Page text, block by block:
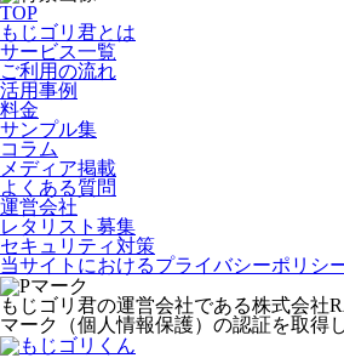
TOP
もじゴリ君とは
サービス一覧
ご利用の流れ
活用事例
料金
サンプル集
コラム
メディア掲載
よくある質問
運営会社
レタリスト募集
セキュリティ対策
当サイトにおけるプライバシーポリシ
もじゴリ君の運営会社である株式会社
マーク（個人情報保護）の認証を取得